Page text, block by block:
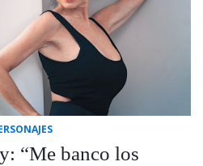
“Me banco los